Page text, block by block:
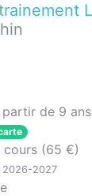
de 9 ans
cours (65 €)
2026-2027